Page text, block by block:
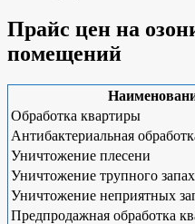
Прайс цен на
помещений
Обработка квартиры
Антибактериальная
Уничтожение плесени
Уничтожение трупного
Уничтожение неприятных
Предпродажная обработка